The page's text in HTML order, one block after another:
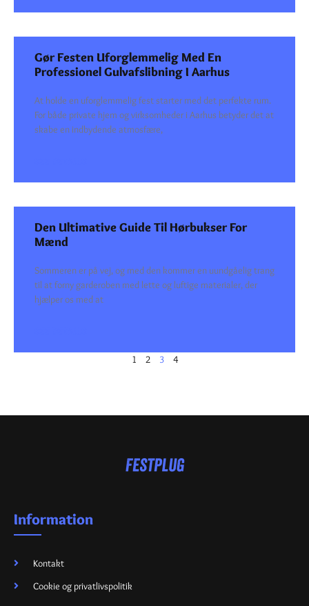
Gør Festen Uforglemmelig Med En
Professionel Gulvafslibning I Aarhus
At holde en uforglemmelig fest starter med det perfekte rum.
For både private hjem og virksomheder i Aarhus betyder det at
skabe en indbydende atmosfære,
Den Ultimative Guide Til Hørbukser For
Mænd
Sommeren er på vej, og med den kommer en uundgåelig trang
til at forny garderoben med lette og luftige materialer, der
hjælper os med at
1 2 3 4
Information
Kontakt
Cookie og privatlivspolitik